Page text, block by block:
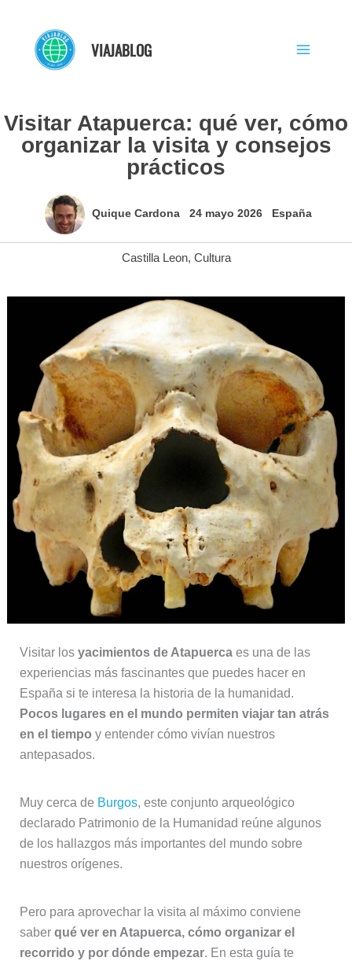
contenido
VIAJABLOG
Visitar Atapuerca: qué ver, cómo
organizar la visita y consejos
prácticos
Quique Cardona 24 mayo 2026 España
Castilla Leon, Cultura
Visitar los yacimientos de Atapuercaes una de las
experiencias más fascinantes que puedes hacer en
España si te interesa la historia de la humanidad.
Pocos lugares en el mundo permiten viajar tan atrás
en el tiempo y entender cómo vivían nuestros
antepasados.
Muy cerca de Burgos, este conjunto arqueológico
declarado Patrimonio de la Humanidad reúne algunos
de los hallazgos más importantes del mundo sobre
nuestros orígenes.
Pero para aprovechar la visita al máximo conviene
saber qué ver en Atapuerca, cómo organizar el
recorrido y por dónde empezar. En esta guía te